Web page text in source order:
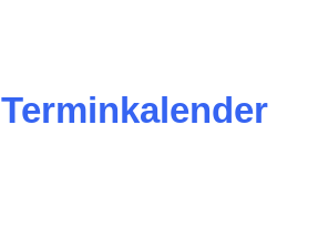
Terminkalender